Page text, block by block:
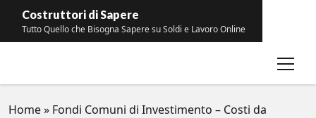
Costruttori di Sapere
Tutto Quello che Bisogna Sapere su Soldi e Lavoro Online
open
Home» Fondi Comuni di Investimento – Costi da